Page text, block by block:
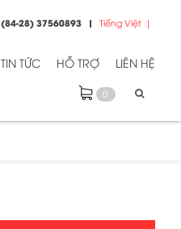
(84-28) 37560893 Tiếng Việt
TIN TỨC HỖ TRỢ LIÊN HỆ
0